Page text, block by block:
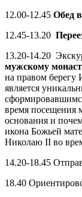
12.00-12.45 Обед
12.45-13.20
13.20-14.20
мужскому
на правом
является
время посещения
основания и
икона Божьей
Николаю II во
14.20-18.45
18.40